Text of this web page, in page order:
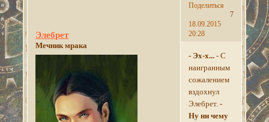
Поделиться
7
18.09.2015
20:28
Элебрет
Мечник мрака
- Эх-х... - С
наигранным
сожалением
вздохнул
Элебрет.-
Ну ни чему